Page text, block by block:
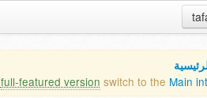
full-featured version switch to the Main